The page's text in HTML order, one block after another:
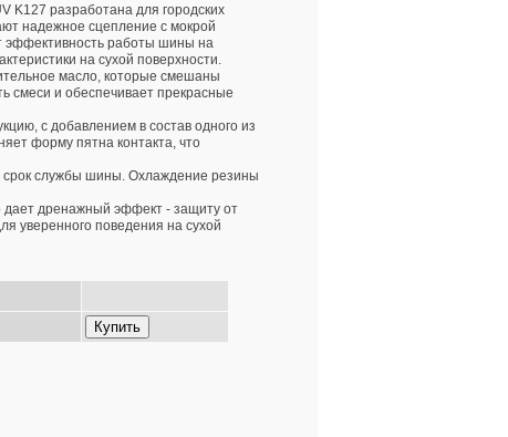
K127 разработана для городских
надежное сцепление с мокрой
эффективность работы шины на
на сухой поверхности.
масло, которые смешаны
смеси и обеспечивает прекрасные
с добавлением в состав одного из
форму пятна контакта, что
срок службы шины. Охлаждение резины
дает дренажный эффект - защиту от
уверенного поведения на сухой